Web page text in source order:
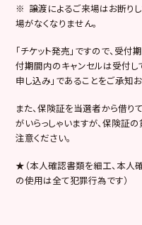
※ 譲渡によるご来場はお断りし
場がなくなりません。
「チケット発売」ですので、受
付期間内のキャンセルは受付し
申し込み」であることをご承知
また、保険証を当選者から借り
がいらっしゃいますが、保険証
注意ください。
★（本人確認書類を細工、本人
の使用は全て犯罪行為です）